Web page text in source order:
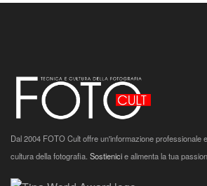
Dal 2004 FOTO Cult offre un'informazione professionale
cultura della fotografia. Sostienicie alimenta la tua